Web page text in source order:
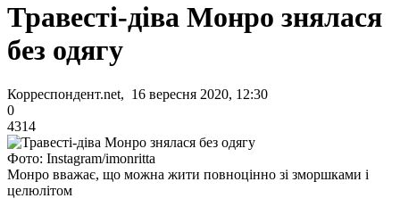
Травесті-діва Монро знялася
без одягу
Корреспондент.net, 16 вересня 2020, 12:30
0
4314
Фото: Instagram/imonritta
Монро вважає, що можна жити повноцінно зі зморшками і
целюлітом